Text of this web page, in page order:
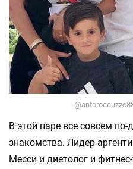
В этой паре все совсем
знакомства. Лидер
Месси и диетолог и